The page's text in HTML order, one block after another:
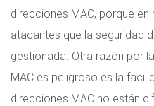
direcciones MAC, porque
atacantes que la seguridad
gestionada. Otra razón por
MAC es peligroso es la
direcciones MAC no están